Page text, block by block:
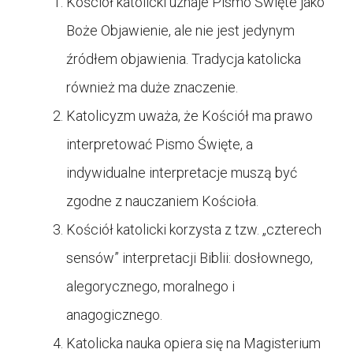
Boże Objawienie, ale nie jest jedynym
źródłem objawienia. Tradycja katolicka
również ma duże znaczenie.
Katolicyzm uważa, że Kościół ma prawo
interpretować Pismo Święte, a
indywidualne interpretacje muszą być
zgodne z nauczaniem Kościoła.
Kościół katolicki korzysta z tzw. „czterech
sensów” interpretacji Biblii: dosłownego,
alegorycznego, moralnego i
anagogicznego.
Katolicka nauka opiera się na Magisterium